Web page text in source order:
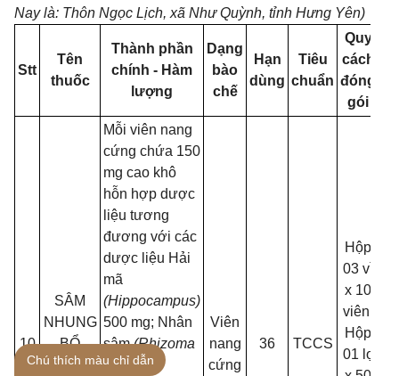
Nay là: Thôn Ngọc Lịch, xã Như Quỳnh, tỉnh Hưng Yên)
Stt
Tên
thuốc
Thành phần
chính - Hàm
lượng
Dạng
bào
chế
Hạn
dùng
Tiêu
chuẩn
Quy
cách
đóng
gói
10
SÂM
NHUNG
BỔ
THẬN
Mỗi viên nang
cứng chứa 150
mg cao khô
hỗn hợp dược
liệu tương
đương với các
dược liệu Hải
mã
(Hippocampus)
500 mg; Nhân
sâm(Rhizoma
et Radix
Viên
nang
cứng
36 TCCS
Hộp
03 vỉ
x 10
viên.
Hộp
01 lọ
Chú thích màu chỉ dẫn